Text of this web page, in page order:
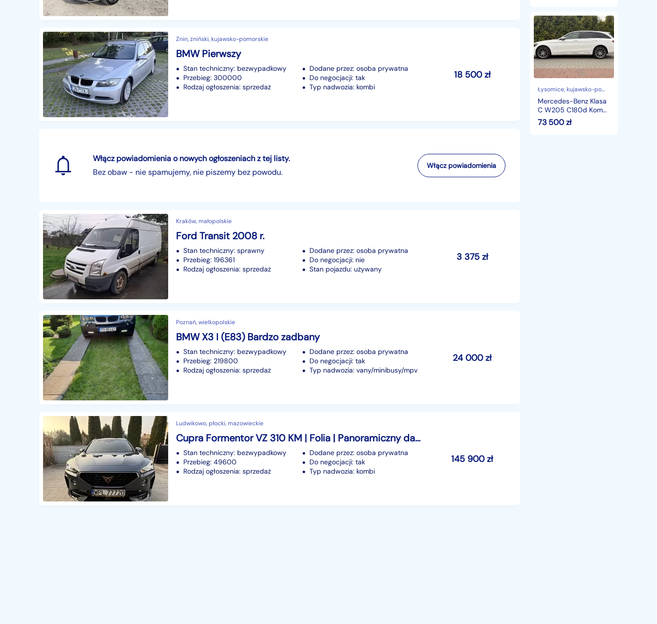
Żnin, żniński, kujawsko-pomorskie
BMW Pierwszy
Stan techniczny: bezwypadkowy
Przebieg: 300000
Rodzaj ogłoszenia: sprzedaż
Dodane przez: osoba prywatna
Do negocjacji: tak
Typ nadwozia: kombi
18 500zł
Włącz powiadomienia o nowych ogłoszeniach z tej listy.
Bez obaw - nie spamujemy, nie piszemy bez powodu.
Włącz powiadomienia
Kraków, małopolskie
Ford Transit 2008 r.
Stan techniczny: sprawny
Przebieg: 196361
Rodzaj ogłoszenia: sprzedaż
Dodane przez: osoba prywatna
Do negocjacji: nie
Stan pojazdu: używany
3 375zł
Poznań, wielkopolskie
BMW X3 I (E83) Bardzo zadbany
Stan techniczny: bezwypadkowy
Przebieg: 219800
Rodzaj ogłoszenia: sprzedaż
Dodane przez: osoba prywatna
Do negocjacji: tak
Typ nadwozia: vany/minibusy/mpv
24 000zł
Ludwikowo, płocki, mazowieckie
Cupra Formentor VZ 310 KM | Folia | Panoramiczny dach | Beats Audio I
Stan techniczny: bezwypadkowy
Przebieg: 49600
Rodzaj ogłoszenia: sprzedaż
Dodane przez: osoba prywatna
Do negocjacji: tak
Typ nadwozia: kombi
145 900zł
Mercedes-
Benz
Klasa
C
W205
C180d
Kombi
1.6
Diesel
122KM
Łysomice, kujawsko-pomorskie
Mercedes-Benz Klasa
C W205 C180d Kombi
1.6 Diesel 122KM
73 500zł